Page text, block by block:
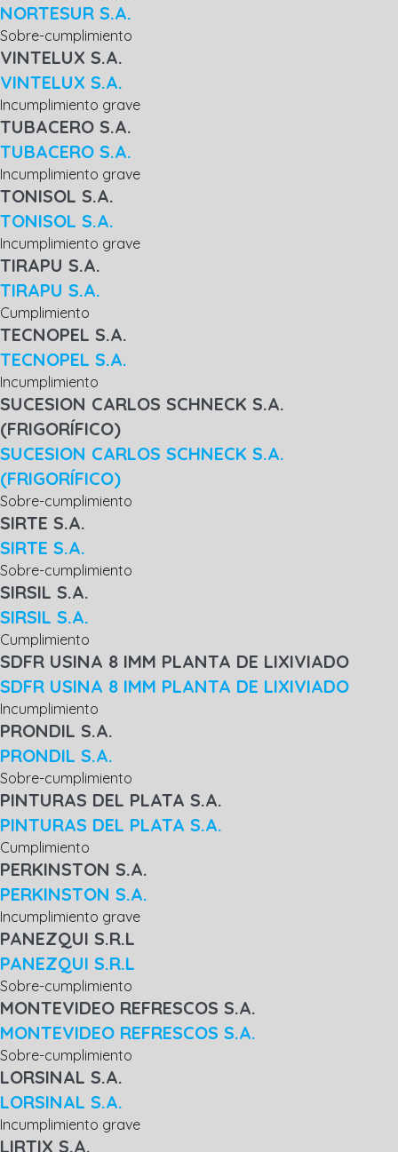
NORTESUR S.A.
Sobre-cumplimiento
VINTELUX S.A.
VINTELUX S.A.
Incumplimiento grave
TUBACERO S.A.
TUBACERO S.A.
Incumplimiento grave
TONISOL S.A.
TONISOL S.A.
Incumplimiento grave
TIRAPU S.A.
TIRAPU S.A.
Cumplimiento
TECNOPEL S.A.
TECNOPEL S.A.
Incumplimiento
SUCESION CARLOS SCHNECK S.A.
(FRIGORÍFICO)
SUCESION CARLOS SCHNECK S.A.
(FRIGORÍFICO)
Sobre-cumplimiento
SIRTE S.A.
SIRTE S.A.
Sobre-cumplimiento
SIRSIL S.A.
SIRSIL S.A.
Cumplimiento
SDFR USINA 8 IMM PLANTA DE LIXIVIADO
SDFR USINA 8 IMM PLANTA DE LIXIVIADO
Incumplimiento
PRONDIL S.A.
PRONDIL S.A.
Sobre-cumplimiento
PINTURAS DEL PLATA S.A.
PINTURAS DEL PLATA S.A.
Cumplimiento
PERKINSTON S.A.
PERKINSTON S.A.
Incumplimiento grave
PANEZQUI S.R.L
PANEZQUI S.R.L
Sobre-cumplimiento
MONTEVIDEO REFRESCOS S.A.
MONTEVIDEO REFRESCOS S.A.
Sobre-cumplimiento
LORSINAL S.A.
LORSINAL S.A.
Incumplimiento grave
LIRTIX S.A.